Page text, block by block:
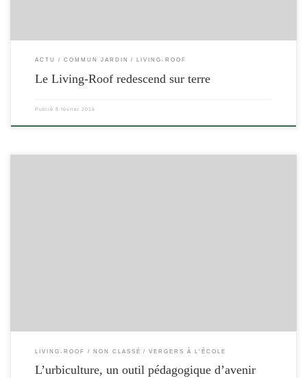
ACTU COMMUN JARDIN LIVING-ROOF
Le Living-Roof redescend sur terre
Publié 8 février 2016
LIVING-ROOF NON CLASSÉ VERGERS À L'ÉCOLE
L’urbiculture, un outil pédagogique d’avenir